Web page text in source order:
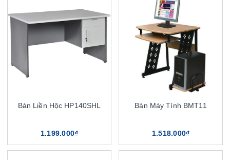
Bàn Liền Hộc HP140SHL
1.199.000₫
Bàn Máy Tính BMT11
1.518.000₫